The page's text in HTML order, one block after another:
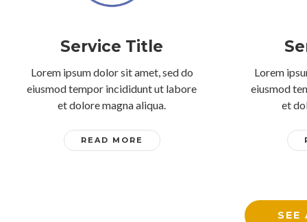
Service Title
Lorem ipsum dolor sit amet, sed do
eiusmod tempor incididunt ut labore
et dolore magna aliqua.
READ MORE
Lorem
eiusmod
et
SEE